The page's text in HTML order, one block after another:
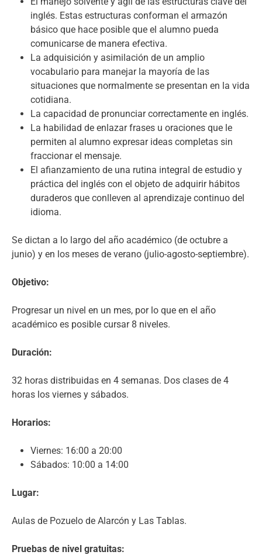
inglés. Estas estructuras conforman el armazón
básico que hace posible que el alumno pueda
comunicarse de manera efectiva.
La adquisición y asimilación de un amplio
vocabulario para manejar la mayoría de las
situaciones que normalmente se presentan en la vida
cotidiana.
La capacidad de pronunciar correctamente en inglés.
La habilidad de enlazar frases u oraciones que le
permiten al alumno expresar ideas completas sin
fraccionar el mensaje.
El afianzamiento de una rutina integral de estudio y
práctica del inglés con el objeto de adquirir hábitos
duraderos que conlleven al aprendizaje continuo del
idioma.
Se dictan a lo largo del año académico (de octubre a
junio) y en los meses de verano (julio-agosto-septiembre).
Objetivo:
Progresar un nivel en un mes, por lo que en el año
académico es posible cursar 8 niveles.
Duración:
32 horas distribuidas en 4 semanas. Dos clases de 4
horas los viernes y sábados.
Horarios:
Viernes: 16:00 a 20:00
Sábados: 10:00 a 14:00
Lugar:
Aulas de Pozuelo de Alarcón y Las Tablas.
Pruebas de nivel gratuitas: